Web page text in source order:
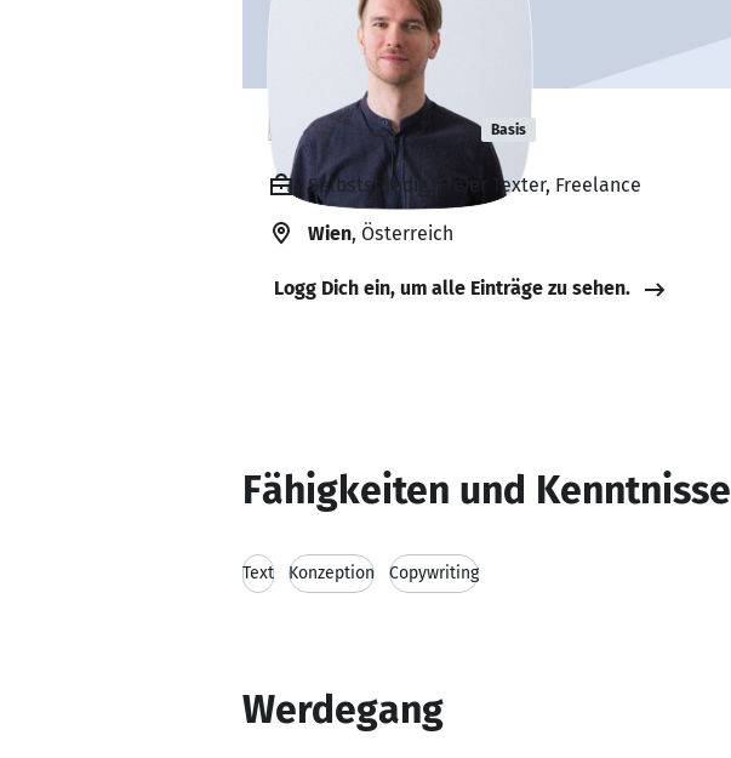
Roman Miklis Basis
Selbstständig, Freier Texter, Freelance
Wien, Österreich
Logg Dich ein, um alle Einträge zu sehen.
Fähigkeiten und Kenntnisse
Text Konzeption Copywriting
Werdegang